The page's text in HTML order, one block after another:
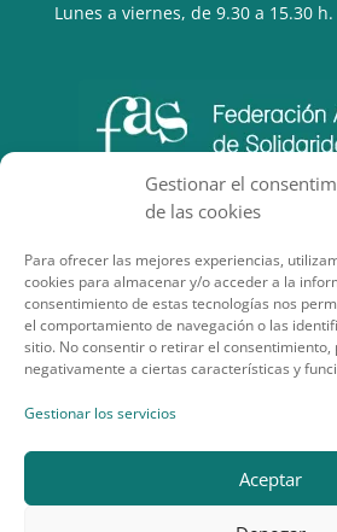
Gestionar el
de las cookies
Para ofrecer las mejores experiencias,
cookies para almacenar y/o acceder a la
consentimiento de estas tecnologías nos
el comportamiento de navegación o las
sitio. No consentir o retirar el consentimiento,
negativamente a ciertas características y
Gestionar los servicios
Aceptar
Lunes a viernes, de 9.30 a 15.30 h.
SECCIONES DE INTERÉS